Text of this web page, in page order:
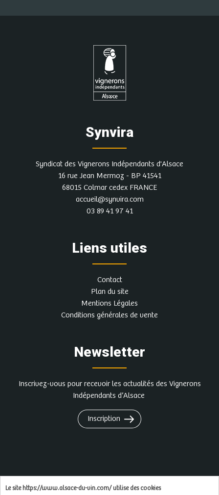
Synvira
Syndicat des Vignerons Indépendants d'Alsace
16 rue Jean Mermoz - BP 41541
68015 Colmar cedex FRANCE
accueil@synvira.com
03 89 41 97 41
Liens utiles
Contact
Plan du site
Mentions Légales
Conditions générales de vente
Newsletter
Inscrivez-vous pour recevoir les actualités des Vignerons
Indépendants d’Alsace
Inscription
L'abus d'alcool est dangereux pour la santé, à
Le site https://www.alsace-du-vin.com/ utilise des cookies